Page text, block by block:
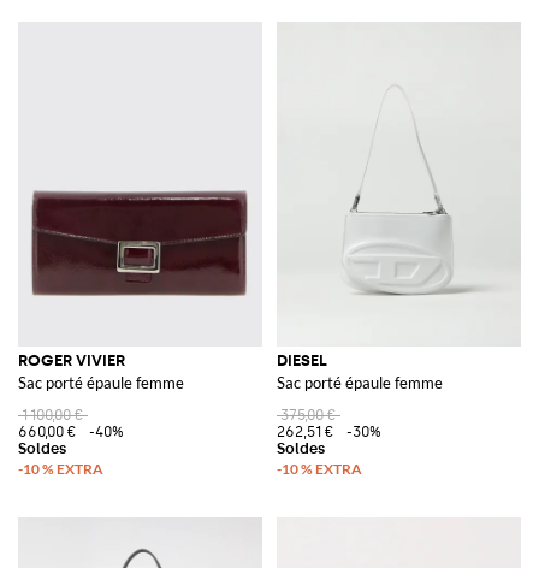
ROGER VIVIER
Sac porté épaule femme
1 100,00 €
660,00 €
-40%
DIESEL
Sac porté épaule femme
375,00 €
262,51 €
-30%